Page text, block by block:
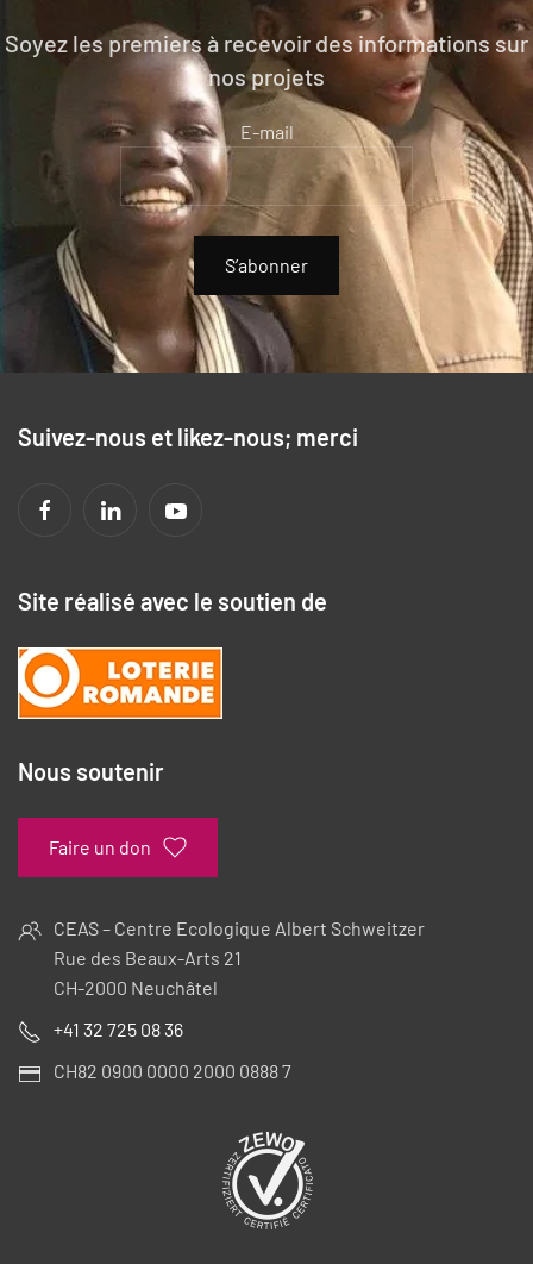
Soyez les premiers à recevoir des informations sur
nos projets
E-mail
S’abonner
Suivez-nous et likez-nous; merci
Site réalisé avec le soutien de
Nous soutenir
Faire un don
CEAS – Centre Ecologique Albert Schweitzer
Rue des Beaux-Arts 21
CH-2000 Neuchâtel
+41 32 725 08 36
CH82 0900 0000 2000 0888 7